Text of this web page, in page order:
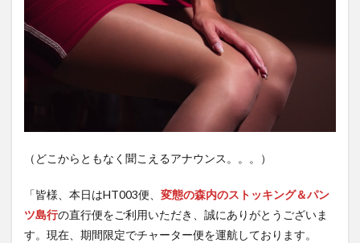
（どこからともなく聞こえるアナウンス。。。）
「皆様、本日はHT003便、 変態の森内のストッキング＆パン
ツ島行の直行便をご利用いただき、誠にありがとうございま
す。現在、期間限定でチャーター便を運航しております。